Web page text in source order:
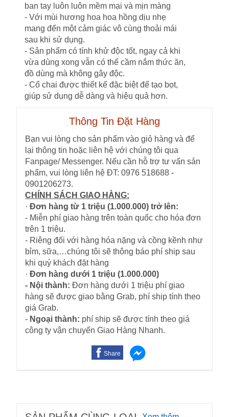
ban tay luôn luôn mềm mại và mịn màng
- Với mùi hương hoa hoa hồng dịu nhẹ
mang đến một cảm giác vô cùng thoải mái
sau khi sử dụng.
- Sản phẩm có tính khử độc tốt, ngay cả khi
vừa dùng xong vẫn có thể cầm nắm thức ăn,
đồ dùng mà không gây độc.
- Cổ chai được thiết kế đặc biệt để tạo bọt,
giúp sử dụng dễ dàng và hiệu quả hơn.
Thông Tin Đặt Hàng
Bạn vui lòng cho sản phẩm vào giỏ hàng và để
lại thông tin hoặc liên hệ với chúng tôi qua
Fanpage/ Messenger. Nếu cần hỗ trợ tư vấn sản
phẩm, vui lòng liên hệ ĐT: 0976 518688 -
0901206273.
CHÍNH SÁCH GIAO HÀNG:
· Đơn hàng từ 1 triệu (1.000.000) trở lên:
- Miễn phí giao hàng trên toàn quốc cho hóa đơn
trên 1 triệu.
- Riêng đối với hàng hóa nặng và cồng kềnh như
bỉm, sữa,…chúng tôi sẽ thông báo phí ship sau
khi quý khách đặt hàng
· Đơn hàng dưới 1 triệu (1.000.000)
- Nội thành: Đơn hàng dưới 1 triệu phí giao
hàng sẽ được giao bằng Grab, phí ship tính theo
giá Grab.
- Ngoại thành: phí ship sẽ được tính theo giá
công ty vận chuyển Giao Hàng Nhanh.
Share